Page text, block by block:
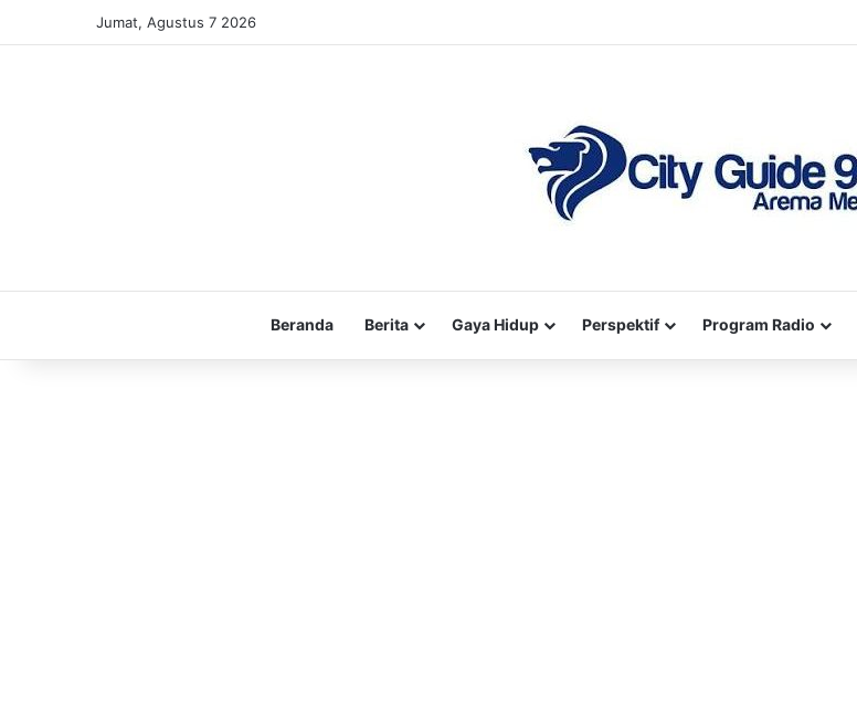
Jumat, Agustus 7 2026
Beranda Berita Gaya Hidup Perspektif Program Radio